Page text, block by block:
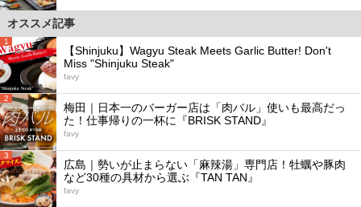
オススメ記事
1
【Shinjuku】Wagyu Steak Meets Garlic Butter! Don't
Miss "Shinjuku Steak"
favy
2
梅田｜日本一のバーガー店は「肉バル」使いも最高だっ
た！仕事帰りの一杯に『BRISK STAND』
favy
3
広島｜勢いが止まらない「麻辣湯」専門店！牡蠣や豚肉
など30種の具材から選ぶ『TAN TAN』
favy